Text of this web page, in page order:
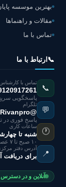
بهترین موسسه
مقالات و راهنماها
تماس با ما
📞 ارتباط با ما
📞
تماس با کارشناس
پاسخگویی
💬
تلگرام
@Rivanpro
پاسخ فوری در
🕐
ساعات کاری
شنبه تا
۱۰ صبح تا ۷ عصر
📍
آدرس دفتر
برای
آنلاین و در